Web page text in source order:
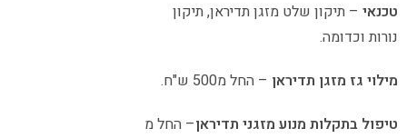
טכנאי – תיקון שלט מזגן תדיראן, תיקון
נורות וכדומה.
מילוי גז מזגן תדיראן – החל מ500 ש"ח.
טיפול בתקלות מנוע מזגני תדיראן– החל מ